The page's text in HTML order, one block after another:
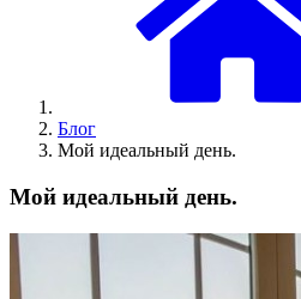
Блог
Мой идеальный день.
Мой идеальный день.